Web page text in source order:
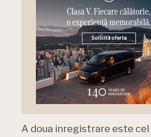
A doua inregistrare este cel